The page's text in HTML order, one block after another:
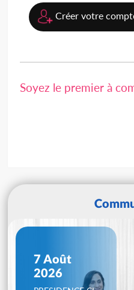
Créer votre
Soyez le premier à
7 Août
2026